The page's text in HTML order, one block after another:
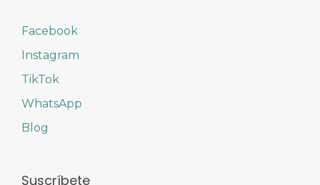
Facebook
Instagram
TikTok
WhatsApp
Blog
Suscríbete